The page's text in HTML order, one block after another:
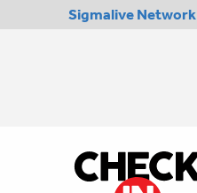
Sigmalive Network